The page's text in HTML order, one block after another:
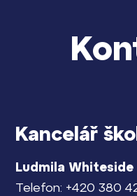
Kancelář
Ludmila Whiteside
Telefon: +420 380